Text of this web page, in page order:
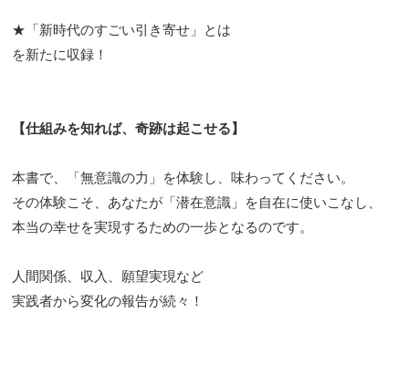
★「新時代のすごい引き寄せ」とは
を新たに収録！
【仕組みを知れば、奇跡は起こせる】
本書で、「無意識の力」を体験し、味わってください。
その体験こそ、あなたが「潜在意識」を自在に使いこなし、
本当の幸せを実現するための一歩となるのです。
人間関係、収入、願望実現など
実践者から変化の報告が続々！